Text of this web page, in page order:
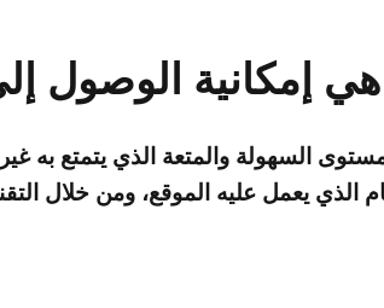
إمكانية الوصول
السهولة والمتعة الذي يتمتع به